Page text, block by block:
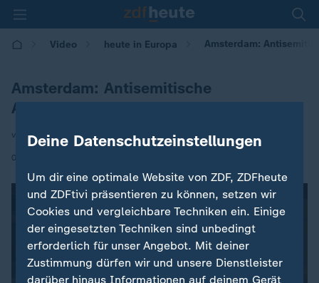
Video heute in Europa Amsterdam:
Amsterdam: Antisemitische
Ausschreitungen
von Lara Wiedeking
08.11.2024 | 16:00
Deine Datenschutzeinstellungen
Um dir eine optimale Website von ZDF, ZDFheute
und ZDFtivi präsentieren zu können, setzen wir
Cookies und vergleichbare Techniken ein. Einige
der eingesetzten Techniken sind unbedingt
erforderlich für unser Angebot. Mit deiner
Zustimmung dürfen wir und unsere Dienstleister
darüber hinaus Informationen auf deinem Gerät